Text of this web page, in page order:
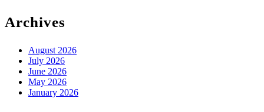
Archives
August 2026
July 2026
June 2026
May 2026
January 2026